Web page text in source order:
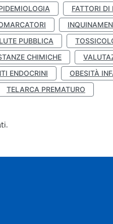
FATTORI DI
PUBBLICA
CHIMICHE
ENDOCRINI OBESITÀ
TELARCA PREMATURO